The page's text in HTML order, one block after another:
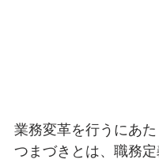
業務変革を行うにあ
つまづきとは、職務定